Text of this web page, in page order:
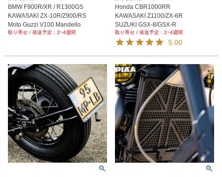
PRN016887-02
PRN016887-03
PRN016887-04
PRN016887-05
PRN016887-08
PRN016887-09
PRN016887-10
PRN016887-11
PRN016887-12
PRN016887-13
PRN016887-15
PRN016887-16
PRN016887-17
PRN016887-18
PRN016887-19
PRN016887-20
PRN016887-21
BMW F900R/XR / R1300GS
KAWASAKI ZX-10R/Z900/RS
Moto Guzzi V100 Mandello
Triumph
2~4週間
PRN012581-02
PRN012581-03
PRN012581-04
PRN012581-05
PRN012581-06
PRN012581-07
PRN012581-08
PRN012581-09
PRN012581-10
PRN012581-11
PRN012581-12
PRN012581-13
PRN012581-14
PRN012581-15
PRN012581-16
PRN012581-17
PRN012581-18
PRN012581-19
PRN012581-20
Honda CBR1000RR
KAWASAKI Z1100/ZX-6R
SUZUKI GSX-8/GSX-R
TRIUMPH SCRAMBLER SPEEDTWI
N1200
2~4週間
5.00